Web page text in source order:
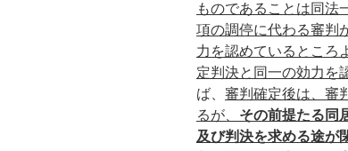
ものであることは同法
項の調停に代わる審判
力を認めているところ
定判決と同一の効力を
ば、 審判確定後は、審
るが、 その前提たる同
及び判決を求める途が